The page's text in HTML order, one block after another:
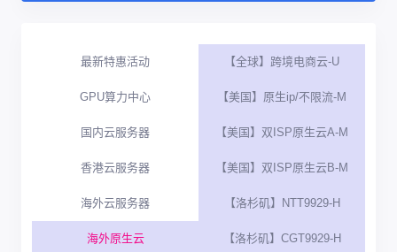
最新特惠活动
GPU算力中心
国内云服务器
香港云服务器
海外云服务器
海外原生云
【全球】跨境电商云-U
【美国】原生ip/不限流-M
【美国】双ISP原生云A-M
【美国】双ISP原生云B-M
【洛杉矶】NTT9929-H
【洛杉矶】CGT9929-H